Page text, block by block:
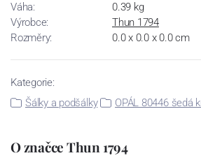
Váha:
0.39 kg
Výrobce:
Thun 1794
Rozměry:
0.0 x 0.0 x 0.0 cm
Kategorie:
Šálky a podšálky
OPÁL 80446 šedá
O značce Thun 1794